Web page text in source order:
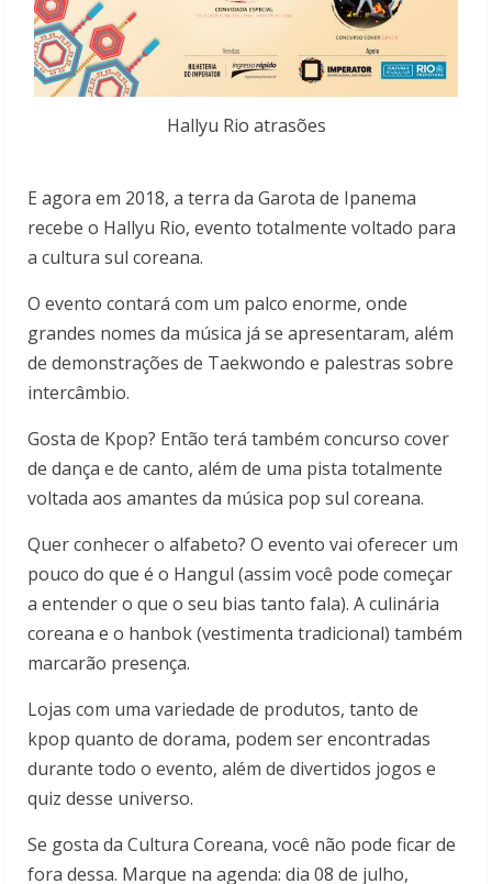
Hallyu Rio atrasões
E agora em 2018, a terra da Garota de Ipanema
recebe o Hallyu Rio, evento totalmente voltado para
a cultura sul coreana.
O evento contará com um palco enorme, onde
grandes nomes da música já se apresentaram, além
de demonstrações de Taekwondo e palestras sobre
intercâmbio.
Gosta de Kpop? Então terá também concurso cover
de dança e de canto, além de uma pista totalmente
voltada aos amantes da música pop sul coreana.
Quer conhecer o alfabeto? O evento vai oferecer um
pouco do que é o Hangul (assim você pode começar
a entender o que o seu bias tanto fala). A culinária
coreana e o hanbok (vestimenta tradicional) também
marcarão presença.
Lojas com uma variedade de produtos, tanto de
kpop quanto de dorama, podem ser encontradas
durante todo o evento, além de divertidos jogos e
quiz desse universo.
Se gosta da Cultura Coreana, você não pode ficar de
fora dessa. Marque na agenda: dia 08 de julho,